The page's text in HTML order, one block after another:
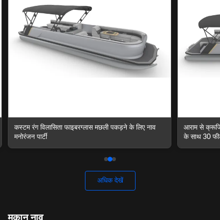
के लिए नाव
आराम से क्रूजिंग 12-15 व्यक्ति पोंटून शैली की नाव शीसे रेशा
अधिक देखें
मकान नाव